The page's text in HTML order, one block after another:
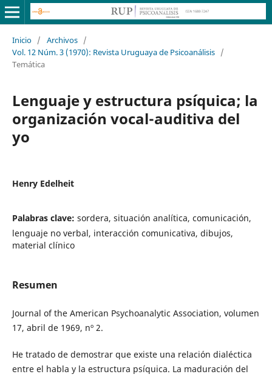
Inicio / Archivos /
Vol. 12 Núm. 3 (1970): Revista Uruguaya de Psicoanálisis /
Temática
Lenguaje y estructura psíquica; la
organización vocal-auditiva del
yo
Henry Edelheit
Palabras clave: sordera, situación analítica, comunicación,
lenguaje no verbal, interacción comunicativa, dibujos,
material clínico
Resumen
Journal of the American Psychoanalytic Association, volumen
17, abril de 1969, nº 2.
He tratado de demostrar que existe una relación dialéctica
entre el habla y la estructura psíquica. La maduración del